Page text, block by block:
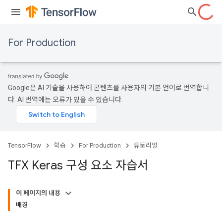
For Production
Google은 AI 기술을 사용하여 콘텐츠를 사용자의 기본 언어로 번역합니
다. AI 번역에는 오류가 있을 수 있습니다.
TensorFlow 학습 For Production 튜토리얼
TFX Keras 구성 요소 자습서
이 페이지의 내용
배경